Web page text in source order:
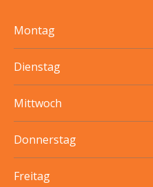
Montag
Dienstag
Mittwoch
Donnerstag
Freitag